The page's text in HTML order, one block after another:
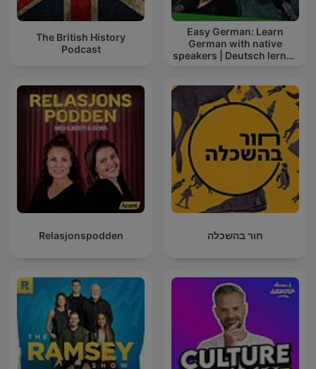
The British History
Podcast
Easy German: Learn
German with native
speakers | Deutsch lernen
Relasjonspodden חור בהשכלה